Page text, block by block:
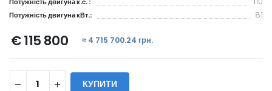
Потужність двигуна к.с. :
Потужність двигуна кВт.: 81
€ 115 800 ≈ 4 715 700.24 грн.
КУПИТИ